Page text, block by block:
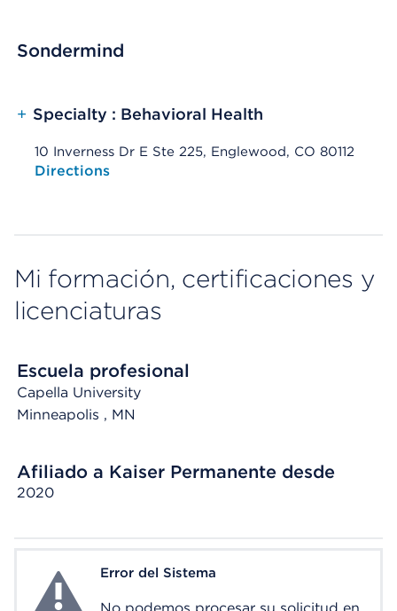
Sondermind
+ Specialty : Behavioral Health
10 Inverness Dr E Ste 225, Englewood, CO 80112
Opens native map application on mobile devices
Directions
Mi formación, certificaciones y
licenciaturas
Escuela profesional
Capella University
Minneapolis , MN
Afiliado a Kaiser Permanente desde
2020
System ErrorError del Sistema